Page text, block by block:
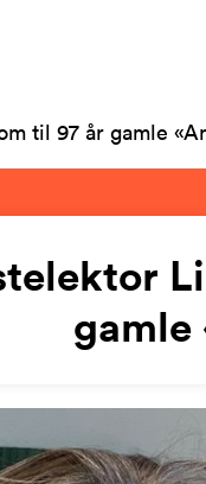
til 97 år gamle
gamle